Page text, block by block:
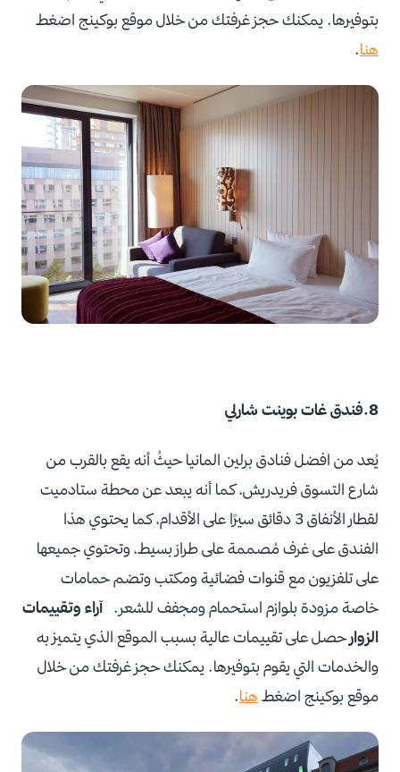
بتوفيرها. يمكنك حجز غرفتك من خلال موقع بوكينج اضغط
هنا.
8.فندق غات بوينت شارلي
يُعد من افضل فنادق برلين المانيا حيثُ أنه يقع بالقرب من
شارع التسوق فريدريش، كما أنه يبعد عن محطة ستادميت
لقطار الأنفاق 3 دقائق سيرًا على الأقدام، كما يحتوي هذا
الفندق على غرف مُصممة على طراز بسيط، وتحتوي جميعها
على تلفزيون مع قنوات فضائية ومكتب وتضم حمامات
خاصة مزودة بلوازم استحمام ومجفف للشعر.آراء وتقييمات
الزوار حصل على تقييمات عالية بسبب الموقع الذي يتميز به
والخدمات التي يقوم بتوفيرها. يمكنك حجز غرفتك من خلال
موقع بوكينج اضغط هنا.